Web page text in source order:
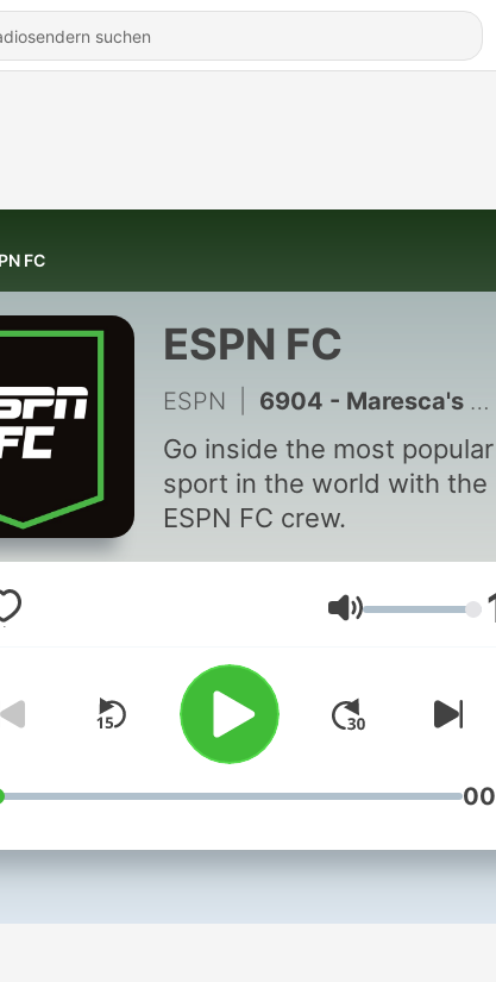
FC
ESPN FC
ESPN 6904 - Maresca's Man City Rebound Next Year?
Go inside the most popular
sport in the world with the
ESPN FC crew.
Lautstärke